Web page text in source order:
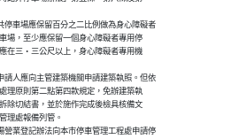
停車場應保留百分之二比例做為身心障礙者
車場，至少應保留一個身心障礙者專用停
應在三‧三公尺以上，身心障礙者專用機
請人應向主管建築機關申請建築執照。但依
處理原則第二點第四款規定，免辦建築執
拆除切結書，並於施作完成後檢具核備文
管理處報備列管。
營業登記辦法向本市停車管理工程處申請停